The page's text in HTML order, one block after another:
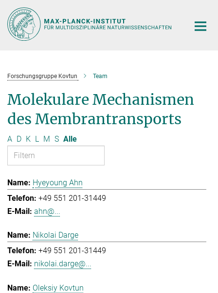
Hauptinhalt
Forschungsgruppe Kovtun Team
Molekulare Mechanismen
des Membrantransports
A D K L M S Alle
Hyeyoung Ahn
+49 551 201-31449
ahn@...
Nikolai Darge
+49 551 201-31449
nikolai.darge@...
Oleksiy Kovtun